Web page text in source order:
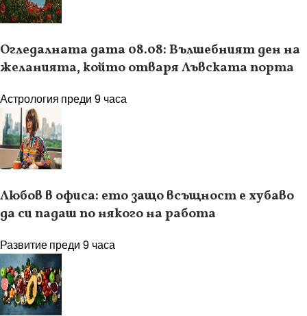
Огледалната дата 08.08: Вълшебният ден на
желанията, който отваря Лъвската порта
Астрология преди 9 часа
Любов в офиса: ето защо всъщност е хубаво
да си падаш по някого на работа
Развитиепреди 9 часа